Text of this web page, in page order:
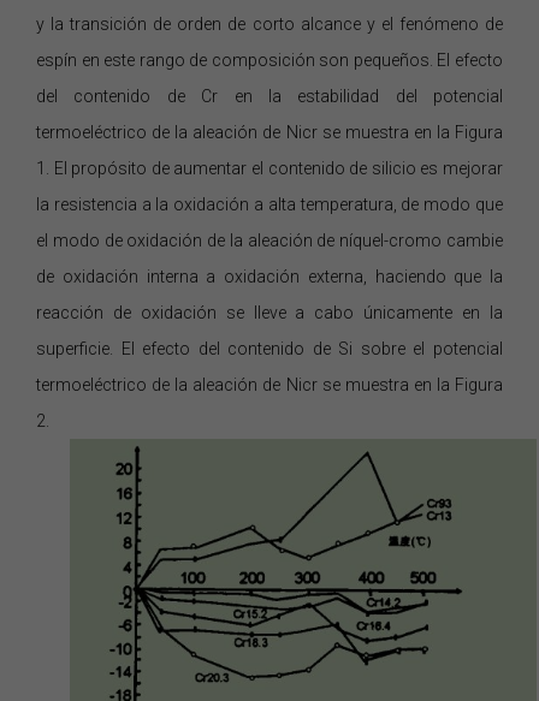
y la transición de orden de corto alcance y el fenómeno de
espín en este rango de composición son pequeños. El efecto
del contenido de Cr en la estabilidad del potencial
termoeléctrico de la aleación de Nicr se muestra en la Figura
1. El propósito de aumentar el contenido de silicio es mejorar
la resistencia a la oxidación a alta temperatura, de modo que
el modo de oxidación de la aleación de níquel-cromo cambie
de oxidación interna a oxidación externa,
haciendo que la
reacción de oxidación se lleve a cabo únicamente en la
superficie. El efecto del contenido de Si sobre el potencial
termoeléctrico de la aleación de Nicr se muestra en la Figura
2.